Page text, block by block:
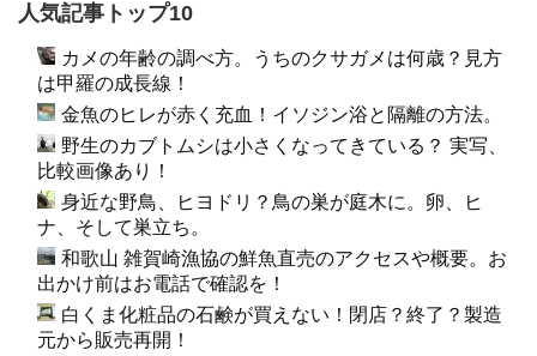
人気記事トップ10
カメの年齢の調べ方。うちのクサガメは何歳？見方
は甲羅の成長線！
金魚のヒレが赤く充血！イソジン浴と隔離の方法。
野生のカブトムシは小さくなってきている？ 実写、
比較画像あり！
身近な野鳥、ヒヨドリ？鳥の巣が庭木に。卵、ヒ
ナ、そして巣立ち。
和歌山 雑賀崎漁協の鮮魚直売のアクセスや概要。お
出かけ前はお電話で確認を！
白くま化粧品の石鹸が買えない！閉店？終了？製造
元から販売再開！